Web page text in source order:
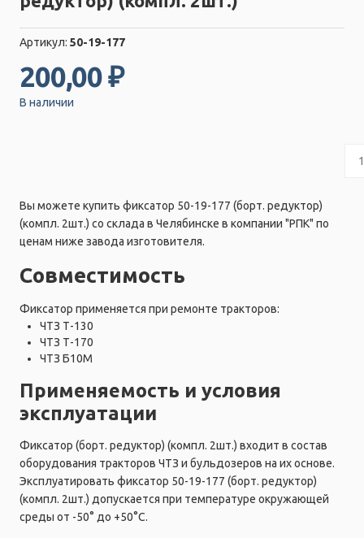
Артикул: 50-19-177
200,00 ₽
В наличии
Вы можете купить фиксатор 50-19-177 (борт. редуктор)
(компл. 2шт.) со склада в Челябинске в компании "РПК" по
ценам ниже завода изготовителя.
Совместимость
Фиксатор применяется при ремонте тракторов:
ЧТЗ Т-130
ЧТЗ Т-170
ЧТЗ Б10М
Применяемость и условия
эксплуатации
Фиксатор (борт. редуктор) (компл. 2шт.) входит в состав
оборудования тракторов ЧТЗ и бульдозеров на их основе.
Эксплуатировать фиксатор 50-19-177 (борт. редуктор)
(компл. 2шт.) допускается при температуре окружающей
среды от -50° до +50°C.